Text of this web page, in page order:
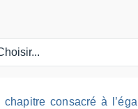
chapitre consa­cré à